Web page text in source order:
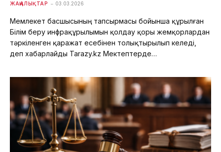
ЖАҢАЛЫҚТАР 03.03.2026
Мемлекет басшысының тапсырмасы бойынша құрылған
Білім беру инфрақұрылымын қолдау қоры жемқорлардан
тәркіленген қаражат есебінен толықтырылып келеді,
деп хабарлайды Tarazy.kz Мектептерде…